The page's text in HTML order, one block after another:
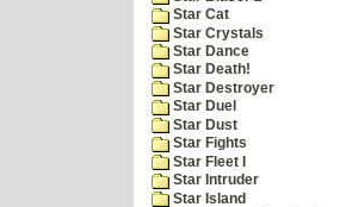
Star Cat
Star Crystals
Star Dance
Star Death!
Star Destroyer
Star Duel
Star Dust
Star Fights
Star Fleet I
Star Intruder
Star Island